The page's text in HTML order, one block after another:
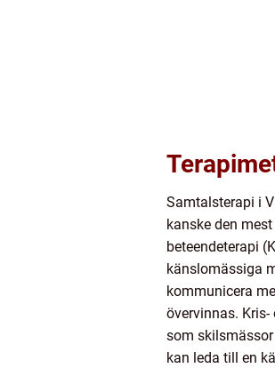
Samtalsterapi i
kanske den
beteendeterapi
känslomässiga
kommunicera
övervinnas.
som
kan leda till en